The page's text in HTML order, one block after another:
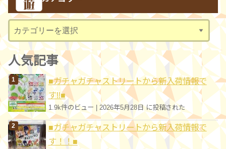
ブ
テ
ゴ
リ
ー
人気記事
■ガチャガチャストリートから新入荷情報で
す!!■
1.9k件のビュー 2026年5月28日 に投稿された
■ガチャガチャストリートから新入荷情報で
す！！■